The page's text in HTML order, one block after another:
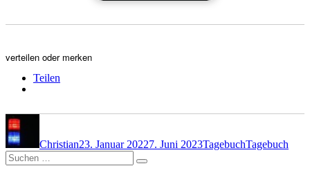
verteilen oder merken
Teilen
Christian23. Januar 20227. Juni 2023TagebuchTagebuch
Suchen
nach:
Suchen